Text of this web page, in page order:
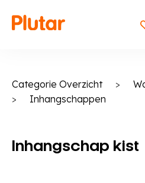
Categorie Overzicht >
> Inhangschappen
Inhangschap kist